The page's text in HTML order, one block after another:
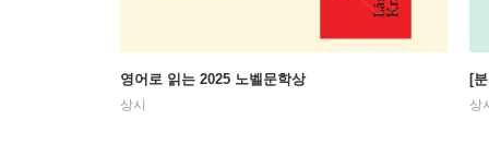
영어로 읽는 2025 노벨문학상
상시
[
상